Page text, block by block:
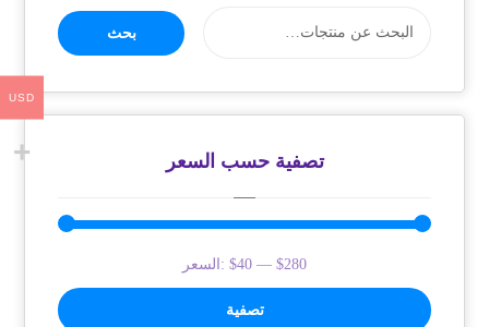
بحث
تصفية حسب السعر
تصفية
السعر: $40 — $280
USD